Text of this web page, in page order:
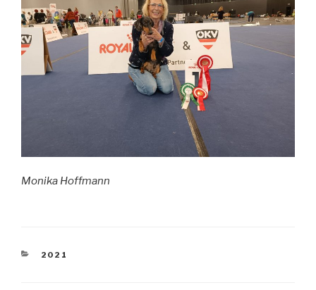
Monika Hoffmann
KATEGORIEN
2021